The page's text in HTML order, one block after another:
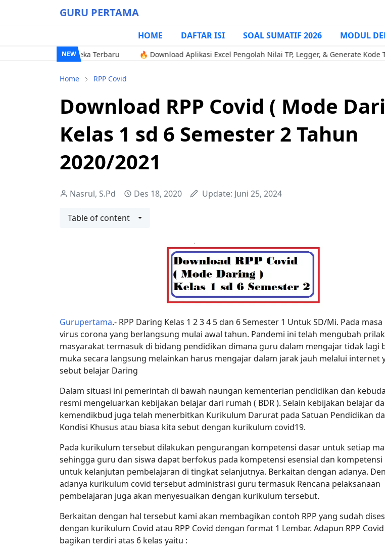
GURU PERTAMA
HOME DAFTAR ISI SOAL SUMATIF 2026 MODUL
NEW
Merdeka Terbaru 🔥 Download Aplikasi Excel Pengolah Nilai TP, Legger, & Generate Kode T/R
Home RPP Covid
Download RPP Covid ( Mode
Kelas 1 sd 6 Semester 2 Tahun
2020/2021
Nasrul, S.Pd Des 18, 2020 Update: Juni 25, 2024
Table of content
Gurupertama.- RPP Daring Kelas 1 2 3 4 5 dan 6 Semester 1 Untuk SD/Mi. Pada
virus corona yang berlangsung mulai awal tahun. Pandemi ini telah mengubah
masyarakat termasuk di bidang pendidikan dimana guru dalam mengajar tidak lagi
muka secara langsung melainkan harus mengajar dalam jarak jauh melalui internet
sebut belajar Daring
Dalam situasi ini pemerintah di bawah naungan kementerian pendidikan dan
resmi mengeluarkan kebijakan belajar dari rumah ( BDR ). Selain kebijakan belajar
kemendikbud juga telah menerbitkan Kurikulum Darurat pada Satuan Pendidikan
Kondisi Khusus atau biasa kita sebut dengan kurikulum covid19.
Pada kurikulum tersebut dilakukan pengurangan kompetensi dasar untuk setiap
sehingga guru dan siswa dapat berfokus pada kompetensi esensial dan
untuk kelanjutan pembelajaran di tingkat selanjutnya. Berkaitan dengan adanya.
adanya kurikulum covid tersebut administrasi guru termasuk Rencana pelaksanaan
pembelajaran juga akan menyesuaikan dengan kurikulum tersebut.
Berkaitan dengan hal tersebut kami akan membagikan contoh RPP yang sudah
dengan kurikulum Covid atau RPP Covid dengan format 1 Lembar. Adapun RPP
bagikan terdiri atas 6 kelas yaitu :